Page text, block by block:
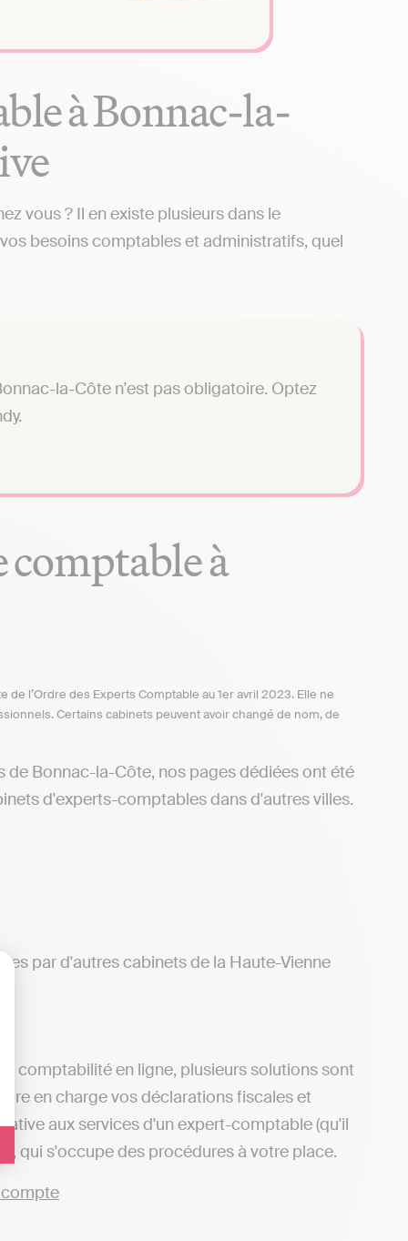
à Bonnac-la-
vous ? Il en existe plusieurs dans le
besoins comptables et administratifs, quel
la-Côte n'est pas obligatoire. Optez
comptable à
l’Ordre des Experts Comptable au 1er avril 2023. Elle ne
Certains cabinets peuvent avoir changé de nom, de
Bonnac-la-Côte, nos pages dédiées ont été
d'experts-comptables dans d'autres villes.
par d'autres cabinets de la Haute-Vienne
comptabilité en ligne, plusieurs solutions sont
en charge vos déclarations fiscales et
aux services d'un expert-comptable (qu'il
qui s'occupe des procédures à votre place.